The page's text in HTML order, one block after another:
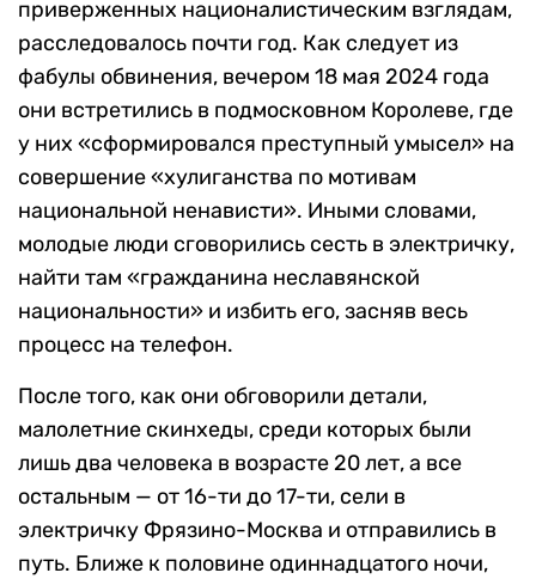
приверженных националистическим взглядам,
расследовалось почти год. Как следует из
фабулы обвинения, вечером 18 мая 2024 года
они встретились в подмосковном Королеве, где
у них «сформировался преступный умысел» на
совершение «хулиганства по мотивам
национальной ненависти». Иными словами,
молодые люди сговорились сесть в электричку,
найти там «гражданина неславянской
национальности» и избить его, засняв весь
процесс на телефон.
После того, как они обговорили детали,
малолетние скинхеды, среди которых были
лишь два человека в возрасте 20 лет, а все
остальным — от 16-ти до 17-ти, сели в
электричку Фрязино-Москва и отправились в
путь. Ближе к половине одиннадцатого ночи,